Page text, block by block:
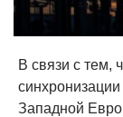
В связи с тем,
синхронизации
Западной